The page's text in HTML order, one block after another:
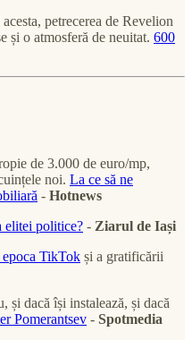
petrecerea de Revelion
și o atmosferă de neuitat. 600
de 3.000 de euro/mp,
noi. La ce să ne
- Hotnews
elitei politice? - Ziarul de Iași
TikTok și a gratificării
și dacă își instalează, și dacă
Pomerantsev - Spotmedia